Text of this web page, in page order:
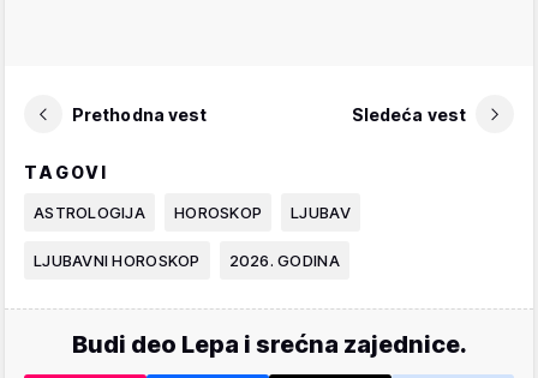
Prethodna vest Sledeća vest
TAGOVI
ASTROLOGIJA HOROSKOP LJUBAV
LJUBAVNI HOROSKOP 2026. GODINA
Budi deo Lepa i srećna zajednice.